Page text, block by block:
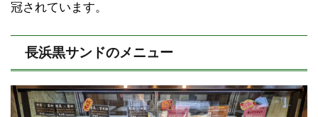
冠されています。
長浜黒サンドのメニュー